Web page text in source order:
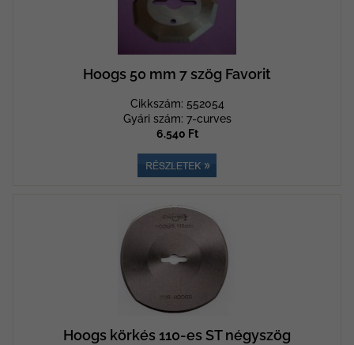
Hoogs 50 mm 7 szög Favorit
Cikkszám: 552054
Gyári szám: 7-curves
6.540 Ft
Hoogs körkés 110-es ST négyszög